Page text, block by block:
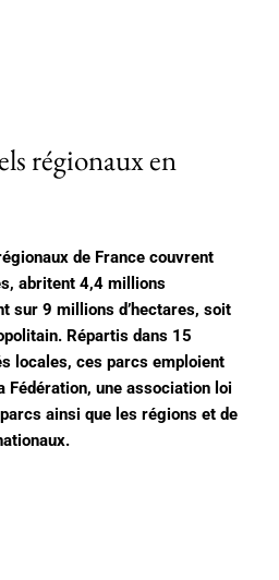
régionaux en
de France couvrent
abritent 4,4 millions
sur 9 millions d’hectares, soit
Répartis dans 15
locales, ces parcs emploient
Fédération, une association loi
ainsi que les régions et de